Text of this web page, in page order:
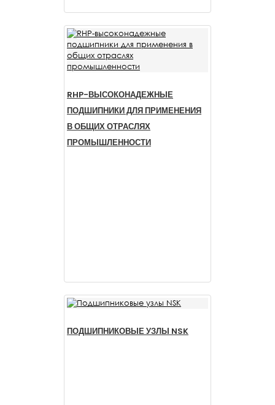
RHP-ВЫСОКОНАДЕЖНЫЕ
ПОДШИПНИКИ ДЛЯ ПРИМЕНЕНИЯ
В ОБЩИХ ОТРАСЛЯХ
ПРОМЫШЛЕННОСТИ
ПОДШИПНИКОВЫЕ УЗЛЫ NSK